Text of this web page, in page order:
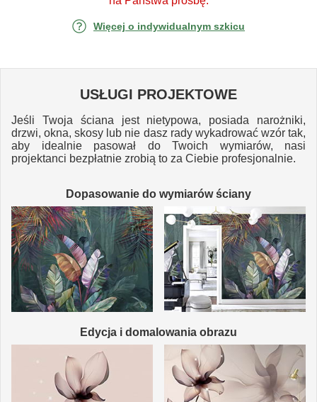
Więcej o indywidualnym szkicu
USŁUGI PROJEKTOWE
Jeśli Twoja ściana jest nietypowa, posiada narożniki,
drzwi, okna, skosy lub nie dasz rady wykadrować wzór tak,
aby idealnie pasował do Twoich wymiarów, nasi
projektanci bezpłatnie zrobią to za Ciebie profesjonalnie.
Dopasowanie do wymiarów ściany
Edycja i domalowania obrazu